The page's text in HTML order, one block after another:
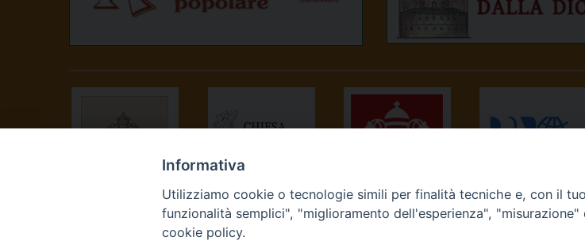
CONFERENZA
EPISCOPALE
ITALIANA
NEWS.VA RADIO VATICANA
Informativa
Utilizziamo cookie o tecnologie simili per finalità tecniche e, con il
funzionalità semplici", "miglioramento dell'esperienza",
cookie policy.